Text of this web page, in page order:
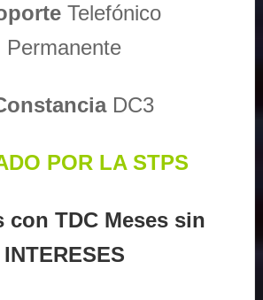
Telefónico
Permanente
DC3
POR LA STPS
con TDC Meses sin
INTERESES